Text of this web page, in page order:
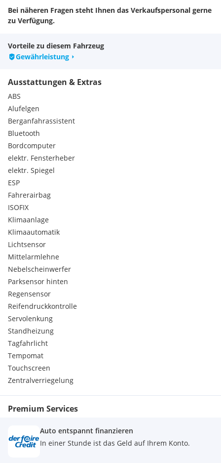
Bei näheren Fragen steht Ihnen das Verkaufspersonal gerne
zu Verfügung.
Vorteile zu diesem Fahrzeug
Gewährleistung
Ausstattungen & Extras
ABS
Alufelgen
Berganfahrassistent
Bluetooth
Bordcomputer
elektr. Fensterheber
elektr. Spiegel
ESP
Fahrerairbag
ISOFIX
Klimaanlage
Klimaautomatik
Lichtsensor
Mittelarmlehne
Nebelscheinwerfer
Parksensor hinten
Regensensor
Reifendruckkontrolle
Servolenkung
Standheizung
Tagfahrlicht
Tempomat
Touchscreen
Zentralverriegelung
Premium Services
Auto entspannt finanzieren
In einer Stunde ist das Geld auf Ihrem Konto.